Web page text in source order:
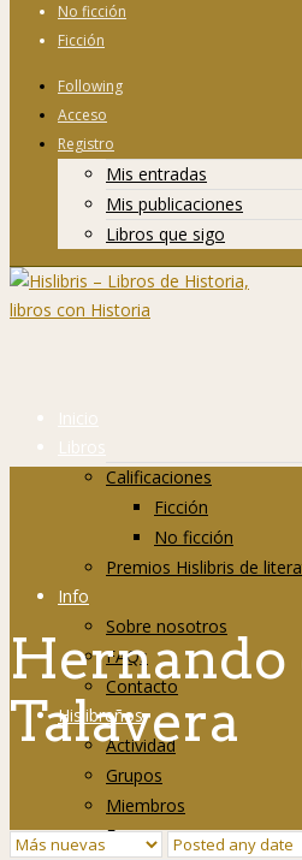
No ficción
Ficción
Following
Acceso
Registro
Mis entradas
Mis publicaciones
Libros que sigo
Inicio
Libros
Calificaciones
Ficción
No ficción
Premios Hislibris de
Info
Sobre nosotros
FAQs
Contacto
Hislibreños
Actividad
Grupos
Miembros
Foro
Hernando
Talavera